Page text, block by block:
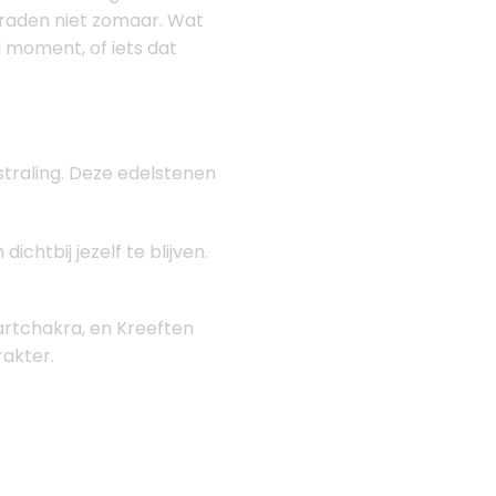
niet zomaar. Wat
moment, of iets dat
Deze edelstenen
jezelf te blijven.
en Kreeften